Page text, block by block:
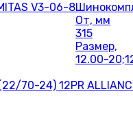
V3-06-8
От, мм
315
Размер,
12.00-
70-24) 12PR